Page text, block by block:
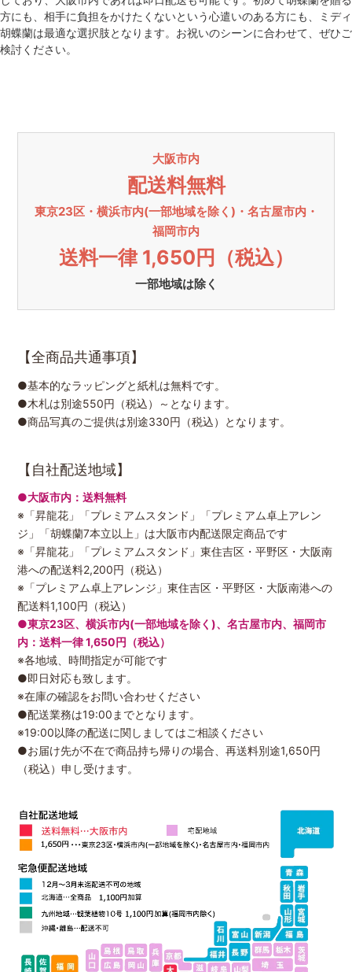
方にも、相手に負担をかけたくないという心遣いのある方にも、ミディ
胡蝶蘭は最適な選択肢となります。お祝いのシーンに合わせて、ぜひご
検討ください。
大阪市内
配送料無料
東京23区・横浜市内(一部地域を除く)・名古屋市内・
福岡市内
送料一律 1,650円（税込）
一部地域は除く
【全商品共通事項】
●基本的なラッピングと紙札は無料です。
●木札は別途550円（税込）～となります。
●商品写真のご提供は別途330円（税込）となります。
【自社配送地域】
●大阪市内：送料無料
※「昇龍花」「プレミアムスタンド」「プレミアム卓上アレン
ジ」「胡蝶蘭7本立以上」は大阪市内配送限定商品です
※「昇龍花」「プレミアムスタンド」東住吉区・平野区・大阪南
港への配送料2,200円（税込）
※「プレミアム卓上アレンジ」東住吉区・平野区・大阪南港への
配送料1,100円（税込）
●東京23区、横浜市内(一部地域を除く)、名古屋市内、福岡市
内：送料一律 1,650円（税込）
※各地域、時間指定が可能です
●即日対応も致します。
※在庫の確認をお問い合わせください
●配送業務は19:00までとなります。
※19:00以降の配送に関しましてはご相談ください
●お届け先が不在で商品持ち帰りの場合、再送料別途1,650円
（税込）申し受けます。